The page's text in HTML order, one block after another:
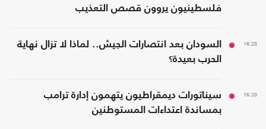
فلسطينيون يروون قصص التعذيب
16:28
السودان بعد انتصارات الجيش.. لماذا لا تزال نهاية
الحرب بعيدة؟
16:20
سيناتورات ديمقراطيون يتهمون إدارة ترامب
بمساندة اعتداءات المستوطنين